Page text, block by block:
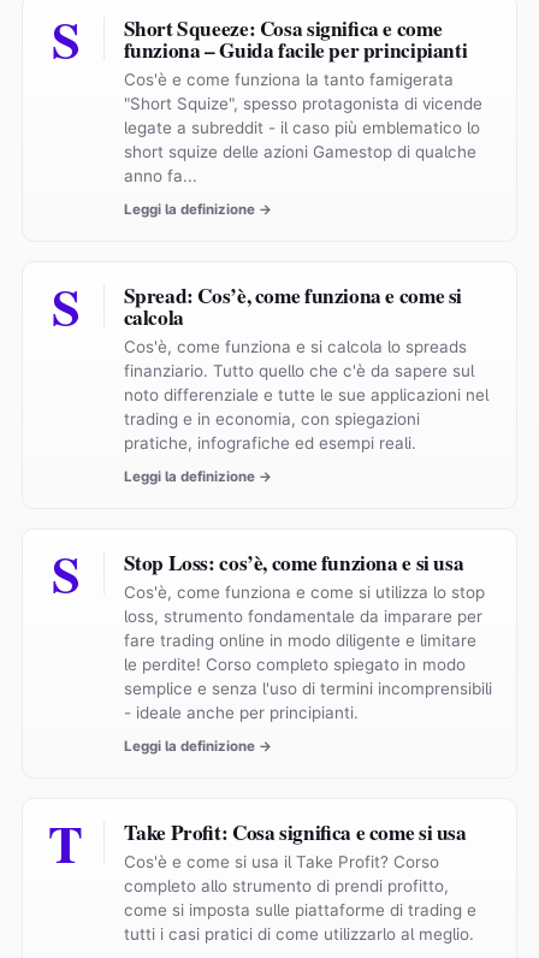
S Short Squeeze: Cosa significa e come
funziona – Guida facile per principianti
Cos'è e come funziona la tanto famigerata
"Short Squize", spesso protagonista di vicende
legate a subreddit - il caso più emblematico lo
short squize delle azioni Gamestop di qualche
anno fa...
Leggi la definizione →
S Spread: Cos’è, come funziona e come si
calcola
Cos'è, come funziona e si calcola lo spreads
finanziario. Tutto quello che c'è da sapere sul
noto differenziale e tutte le sue applicazioni nel
trading e in economia, con spiegazioni
pratiche, infografiche ed esempi reali.
Leggi la definizione →
S Stop Loss: cos’è, come funziona e si usa
Cos'è, come funziona e come si utilizza lo stop
loss, strumento fondamentale da imparare per
fare trading online in modo diligente e limitare
le perdite! Corso completo spiegato in modo
semplice e senza l'uso di termini incomprensibili
- ideale anche per principianti.
Leggi la definizione →
T Take Profit: Cosa significa e come si usa
Cos'è e come si usa il Take Profit? Corso
completo allo strumento di prendi profitto,
come si imposta sulle piattaforme di trading e
tutti i casi pratici di come utilizzarlo al meglio.